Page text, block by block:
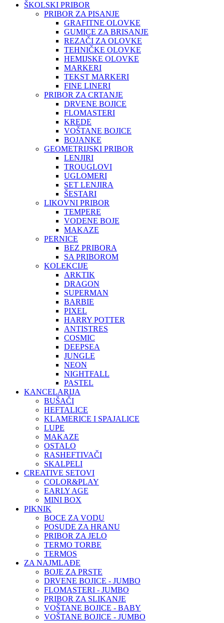
ŠKOLSKI PRIBOR
PRIBOR ZA PISANJE
GRAFITNE OLOVKE
GUMICE ZA BRISANJE
REZAČI ZA OLOVKE
TEHNIČKE OLOVKE
HEMIJSKE OLOVKE
MARKERI
TEKST MARKERI
FINE LINERI
PRIBOR ZA CRTANJE
DRVENE BOJICE
FLOMASTERI
KREDE
VOŠTANE BOJICE
BOJANKE
GEOMETRIJSKI PRIBOR
LENJIRI
TROUGLOVI
UGLOMERI
SET LENJIRA
ŠESTARI
LIKOVNI PRIBOR
TEMPERE
VODENE BOJE
MAKAZE
PERNICE
BEZ PRIBORA
SA PRIBOROM
KOLEKCIJE
ARKTIK
DRAGON
SUPERMAN
BARBIE
PIXEL
HARRY POTTER
ANTISTRES
COSMIC
DEEPSEA
JUNGLE
NEON
NIGHTFALL
PASTEL
KANCELARIJA
BUŠAČI
HEFTALICE
KLAMERICE I SPAJALICE
LUPE
MAKAZE
OSTALO
RASHEFTIVAČI
SKALPELI
CREATIVE SETOVI
COLOR&PLAY
EARLY AGE
MINI BOX
PIKNIK
BOCE ZA VODU
POSUDE ZA HRANU
PRIBOR ZA JELO
TERMO TORBE
TERMOS
ZA NAJMLAĐE
BOJE ZA PRSTE
DRVENE BOJICE - JUMBO
FLOMASTERI - JUMBO
PRIBOR ZA SLIKANJE
VOŠTANE BOJICE - BABY
VOŠTANE BOJICE - JUMBO